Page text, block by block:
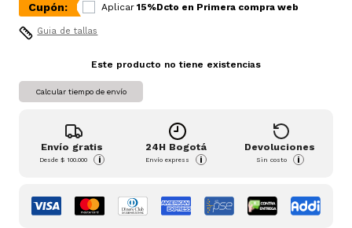
Cupón: Aplicar 15%Dcto en Primera compra web
Guia de tallas
Este producto no tiene existencias
Calcular tiempo de envío
Envío gratis
Desde$ 100.000 i
24H Bogotá
Envío express i
Devoluciones
Sin costo i